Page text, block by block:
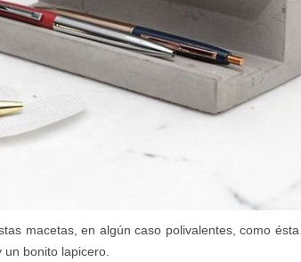
macetas, en algún caso polivalentes, como
bonito lapicero.